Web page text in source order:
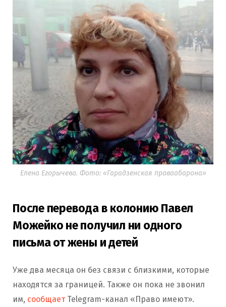
Елена Егорычева. Фото: «Гарадзенская праваабарона»
После перевода в колонию Павел
Можейко не получил ни одного
письма от жены и детей
Уже два месяца он без связи с близкими, которые
находятся за границей. Также он пока не звонил
им, сообщаетTelegram-канал «Право имеют».